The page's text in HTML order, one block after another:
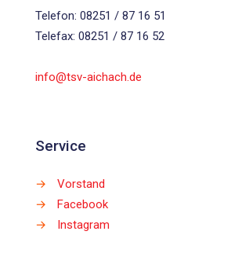
Telefon: 08251 / 87 16 51
Telefax: 08251 / 87 16 52
info@tsv-aichach.de
Service
→
Vorstand
→
Facebook
→
Instagram